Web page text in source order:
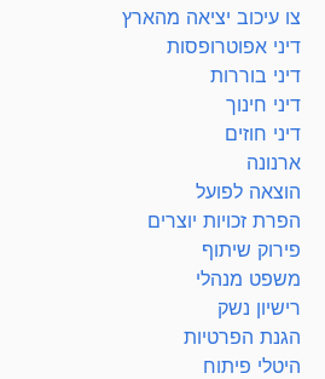
צו עיכוב יציאה מהארץ
דיני אפוטרופסות
דיני בוררות
דיני חינוך
דיני חוזים
ארנונה
הוצאה לפועל
הפרת זכויות יוצרים
פירוק שיתוף
משפט מנהלי
רישיון נשק
הגנת הפרטיות
היטלי פיתוח